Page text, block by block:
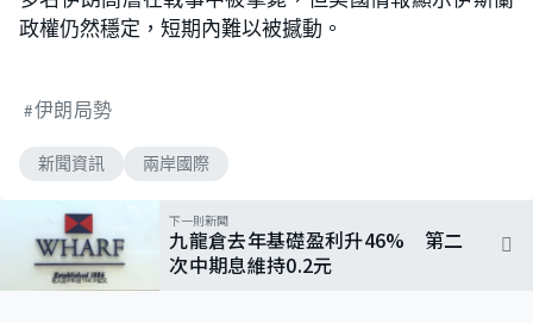
政權仍然穩定，短期內難以被撼動。
伊朗局勢
新聞資訊 兩岸國際
下一則新聞
九龍倉去年基礎盈利升46% 第二
次中期息維持0.2元